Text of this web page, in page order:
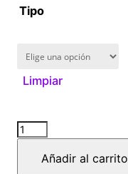
Tipo
Limpiar
Dragon
PrinceAñadir al carrito